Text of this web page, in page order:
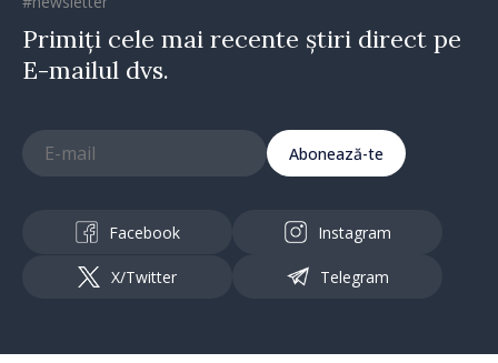
Primiți cele mai recente știri direct pe
E-mailul dvs.
Abonează-te
Facebook Instagram
X/Twitter Telegram